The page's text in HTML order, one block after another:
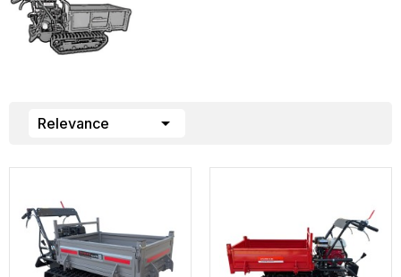
Relevance 